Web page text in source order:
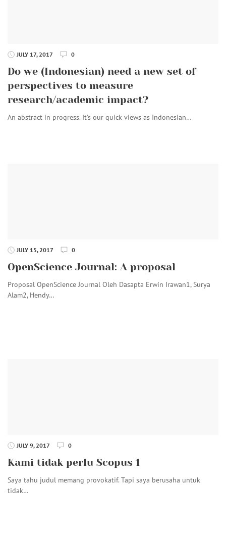
JULY 17, 2017 0
Do we (Indonesian) need a new set of
perspectives to measure
research/academic impact?
An abstract in progress. It’s our quick views as Indonesian…
JULY 15, 2017 0
OpenScience Journal: A proposal
Proposal OpenScience Journal Oleh Dasapta Erwin Irawan1, Surya
Alam2, Hendy…
JULY 9, 2017 0
Kami tidak perlu Scopus 1
Saya tahu judul memang provokatif. Tapi saya berusaha untuk
tidak…